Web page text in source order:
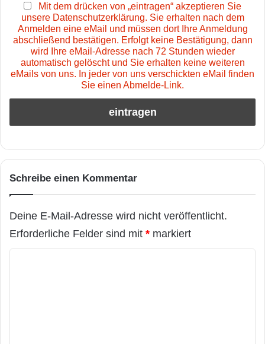
Mit dem drücken von „eintragen“ akzeptieren Sie
unsere Datenschutzerklärung. Sie erhalten nach dem
Anmelden eine eMail und müssen dort Ihre Anmeldung
abschließend bestätigen. Erfolgt keine Bestätigung, dann
wird Ihre eMail-Adresse nach 72 Stunden wieder
automatisch gelöscht und Sie erhalten keine weiteren
eMails von uns. In jeder von uns verschickten eMail finden
Sie einen Abmelde-Link.
Schreibe einen Kommentar
Deine E-Mail-Adresse wird nicht veröffentlicht.
Erforderliche Felder sind mit * markiert